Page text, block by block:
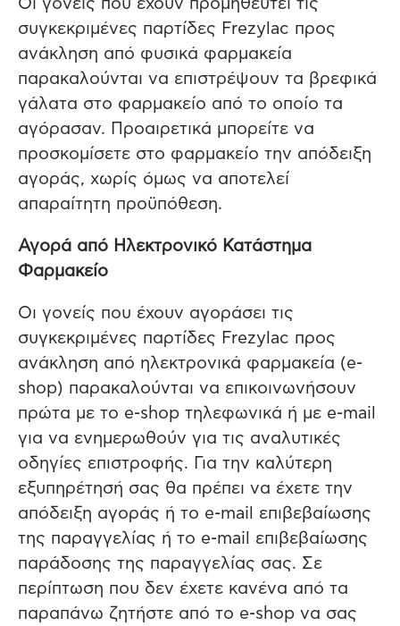
Οι γονείς που έχουν προμηθευτεί τις
συγκεκριμένες παρτίδες Frezylac προς
ανάκληση από φυσικά φαρμακεία
παρακαλούνται να επιστρέψουν τα βρεφικά
γάλατα στο φαρμακείο από το οποίο τα
αγόρασαν. Προαιρετικά μπορείτε να
προσκομίσετε στο φαρμακείο την απόδειξη
αγοράς, χωρίς όμως να αποτελεί
απαραίτητη προϋπόθεση.
Αγορά από Ηλεκτρονικό Κατάστημα
Φαρμακείο
Οι γονείς που έχουν αγοράσει τις
συγκεκριμένες παρτίδες Frezylac προς
ανάκληση από ηλεκτρονικά φαρμακεία (e-
shop) παρακαλούνται να επικοινωνήσουν
πρώτα με το e-shop τηλεφωνικά ή με e-mail
για να ενημερωθούν για τις αναλυτικές
οδηγίες επιστροφής. Για την καλύτερη
εξυπηρέτησή σας θα πρέπει να έχετε την
απόδειξη αγοράς ή το e-mail επιβεβαίωσης
της παραγγελίας ή το e-mail επιβεβαίωσης
παράδοσης της παραγγελίας σας. Σε
περίπτωση που δεν έχετε κανένα από τα
παραπάνω ζητήστε από το e-shop να σας